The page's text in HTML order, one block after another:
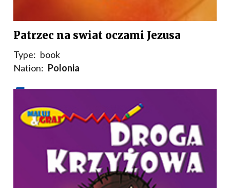
Patrzec na swiat oczami Jezusa
Type: book
Nation: Polonia